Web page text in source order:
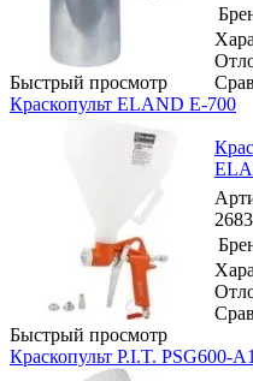
Быстрый просмотр
Краскопульт ELAND E-700
Быстрый просмотр
Краскопульт P.I.T. PSG600-A1